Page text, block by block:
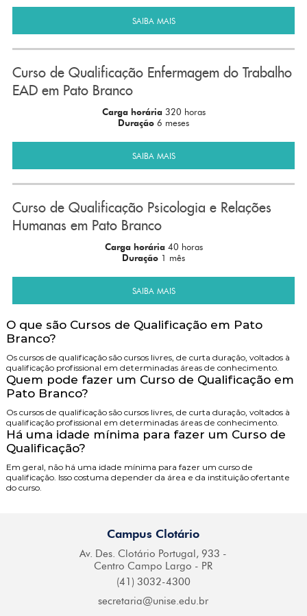
SAIBA MAIS
Curso de Qualificação Enfermagem do Trabalho
EAD em Pato Branco
Carga horária 320 horas
Duração 6 meses
SAIBA MAIS
Curso de Qualificação Psicologia e Relações
Humanas em Pato Branco
Carga horária 40 horas
Duração 1 mês
SAIBA MAIS
O que são Cursos de Qualificação em Pato
Branco?
Os cursos de qualificação são cursos livres, de curta duração, voltados à
qualificação profissional em determinadas áreas de conhecimento.
Quem pode fazer um Curso de Qualificação em
Pato Branco?
Os cursos de qualificação são cursos livres, de curta duração, voltados à
qualificação profissional em determinadas áreas de conhecimento.
Há uma idade mínima para fazer um Curso de
Qualificação?
Em geral, não há uma idade mínima para fazer um curso de
qualificação. Isso costuma depender da área e da instituição ofertante
do curso.
Campus Clotário
Av. Des. Clotário Portugal, 933 -
Centro Campo Largo - PR
(41) 3032-4300
secretaria@unise.edu.br